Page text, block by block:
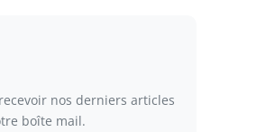
nos derniers articles
boîte mail.